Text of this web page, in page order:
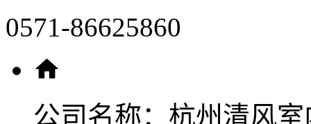
0571-86625860
公司名称： 杭州清风